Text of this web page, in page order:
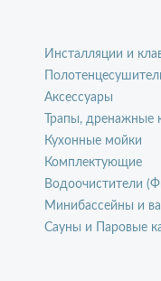
Инсталляции и
Аксессуары
Трапы, дренажные
Кухонные мойки
Комплектующие
Водоочистители
Минибассейны и
Сауны и Паровые